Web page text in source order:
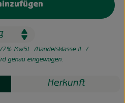
Produkt zum Warenkorb
7% MwSt
Handelsklasse II
genau eingewogen.
Herkunft